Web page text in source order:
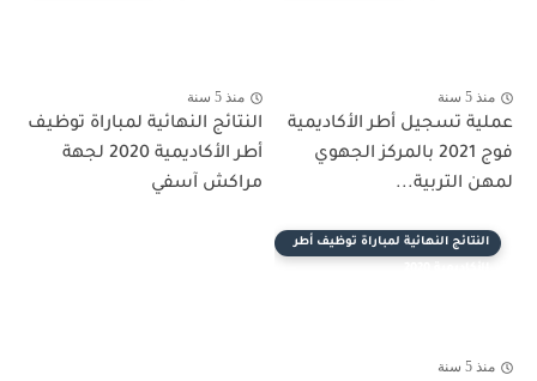
منذ 5 سنة
عملية تسجيل أطر الأكاديمية
فوج 2021 بالمركز الجهوي
لمهن التربية...
منذ 5 سنة
النتائج النهائية لمباراة توظيف
أطر الأكاديمية 2020 لجهة
مراكش آسفي
النتائج النهائية لمباراة توظيف أطر
منذ 5 سنة